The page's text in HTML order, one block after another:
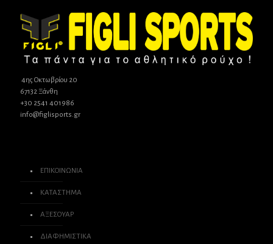
4ης Οκτωβρίου 20
67132 Ξάνθη
+30 2541 401986
info@figlisports.gr
ΕΠΙΚΟΙΝΩΝΙΑ
ΚΑΤΑΣΤΗΜΑ
ΑΞΕΣΟΥΑΡ
ΔΙΑΦΗΜΙΣΤΙΚΑ